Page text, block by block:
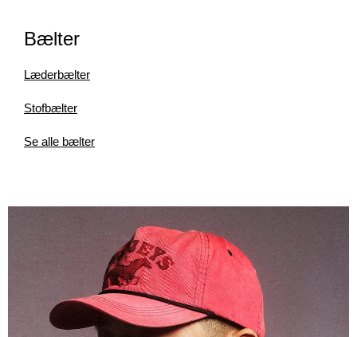
Bælter
Læderbælter
Stofbælter
Se alle bælter